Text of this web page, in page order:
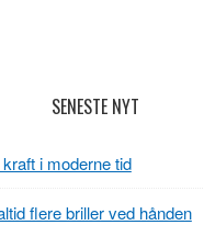
SENESTE NYT
i moderne tid
flere briller ved hånden